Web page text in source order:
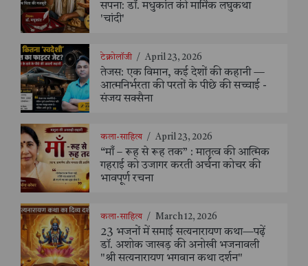
सपना: डॉ. मधुकांत की मार्मिक लघुकथा
'चांदी'
टेक्नोलॉजी / April 23, 2026
तेजस: एक विमान, कई देशों की कहानी —
आत्मनिर्भरता की परतों के पीछे की सच्चाई -
संजय सक्सैना
कला-साहित्य / April 23, 2026
“माँ – रूह से रूह तक” : मातृत्व की आत्मिक
गहराई को उजागर करती अर्चना कोचर की
भावपूर्ण रचना
कला-साहित्य / March 12, 2026
23 भजनों में समाई सत्यनारायण कथा—पढ़ें
डॉ. अशोक जाखड़ की अनोखी भजनावली
"श्री सत्यनारायण भगवान कथा दर्शन"